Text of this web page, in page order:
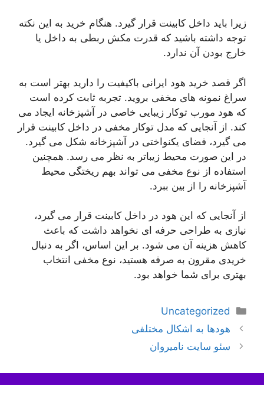
زیرا باید داخل کابینت قرار گیرد. هنگام خرید به این نکته
توجه داشته باشید که قدرت مکش ربطی به داخل یا
خارج بودن آن ندارد.
اگر قصد خرید هود ایرانی باکیفیت را دارید بهتر است به
سراغ نمونه های مخفی بروید. تجربه ثابت کرده است
که هود مورب توکار زیبایی خاصی در آشپزخانه ایجاد می
کند. از آنجایی که مدل توکار مخفی در داخل کابینت قرار
می گیرد، فضای یکنواختی در آشپزخانه شکل می گیرد.
در این صورت محیط زیباتر به نظر می رسد. همچنین
استفاده از نوع مخفی می تواند بهم ریختگی محیط
آشپزخانه را از بین ببرد.
از آنجایی که این هود در داخل کابینت قرار می گیرد،
نیازی به طراحی حرفه ای نخواهد داشت که باعث
کاهش هزینه آن می شود. بر این اساس، اگر به دنبال
خریدی مقرون به صرفه هستید، نوع مخفی انتخاب
بهتری برای شما خواهد بود.
دسته‌ها
Uncategorized
ناوبری
نوشته‌ها
هودها به اشکال مختلفی
سئو سایت نامیروان